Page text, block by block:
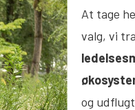
At tage
valg, vi
og